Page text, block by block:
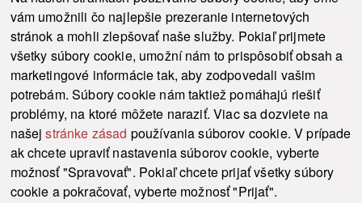
vám umožnili čo najlepšie prezeranie internetových
stránok a mohli zlepšovať naše služby. Pokiaľ prijmete
všetky súbory cookie, umožní nám to prispôsobiť obsah a
marketingové informácie tak, aby zodpovedali vašim
potrebám. Súbory cookie nám taktiež pomáhajú riešiť
problémy, na ktoré môžete naraziť. Viac sa dozviete na
našejstránke zásad používania súborov cookie. V prípade
ak chcete upraviť nastavenia súborov cookie, vyberte
možnosť "Spravovať". Pokiaľ chcete prijať všetky súbory
cookie a pokračovať, vyberte možnosť "Prijať".
Odoslať
© 2021-2026 ku.sk. Všetky práva vyhradené. | Ochrana osobných údajov
Vyhlásenie o prístupnosti |
Admin
This site is protected by reCAPTCHA and the Google Privacy Policy and Terms of
Service
apply.